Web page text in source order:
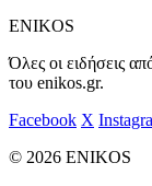
ENIKOS
Όλες οι ειδήσεις
του enikos.gr.
Facebook X
© 2026 ENIKOS